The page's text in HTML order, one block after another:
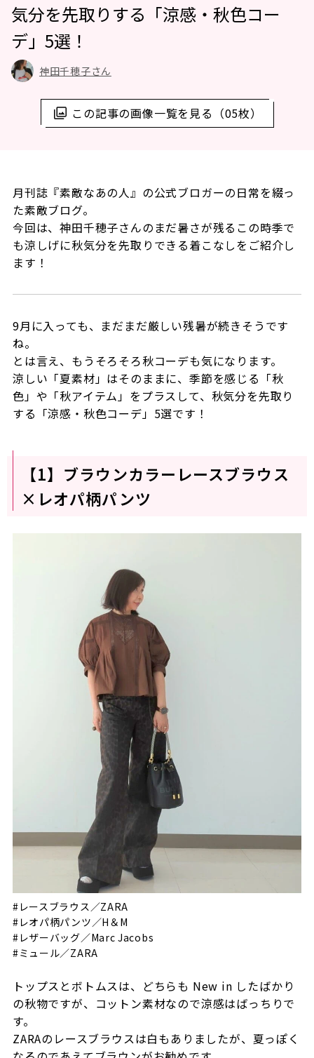
この記事の画像一覧を見る（05枚）
気分を先取りする「涼感・秋色コー
デ」5選！
神田千穂子さん
月刊誌『素敵なあの人』の公式ブロガーの日常を綴っ
た素敵ブログ。
今回は、神田千穂子さんのまだ暑さが残るこの時季で
も涼しげに秋気分を先取りできる着こなしをご紹介し
ます！
9月に入っても、まだまだ厳しい残暑が続きそうです
ね。
とは言え、もうそろそろ秋コーデも気になります。
涼しい「夏素材」はそのままに、季節を感じる「秋
色」や「秋アイテム」をプラスして、秋気分を先取り
する「涼感・秋色コーデ」5選です！
【1】ブラウンカラーレースブラウス
×レオパ柄パンツ
#レースブラウス／ZARA
#レオパ柄パンツ／H＆M
#レザーバッグ／Marc Jacobs
#ミュール／ZARA
トップスとボトムスは、どちらも New in したばかり
の秋物ですが、コットン素材なので涼感はばっちりで
す。
ZARAのレースブラウスは白もありましたが、夏っぽく